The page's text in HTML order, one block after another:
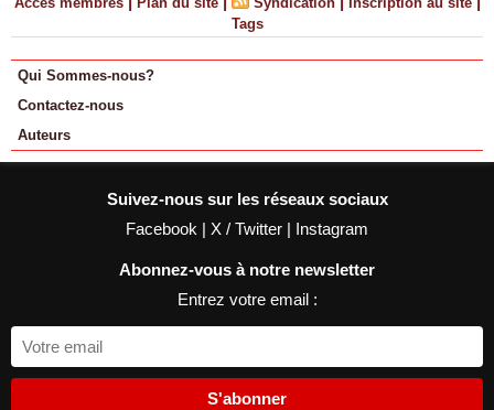
Tags
Qui Sommes-nous?
Contactez-nous
Auteurs
Suivez-nous sur les réseaux sociaux
Facebook | X / Twitter | Instagram
Abonnez-vous à notre newsletter
Entrez votre email :
S'abonner